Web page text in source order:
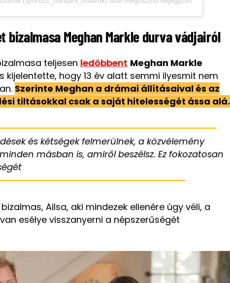
bizalmasa Meghan Markle durva vádjairól
teljesen ledöbbent Meghan Markle
kijelentette, hogy 13 év alatt semmi ilyesmit nem
Szerinte Meghan a drámai állításaival és az
tiltásokkal csak a saját hitelességét ássa alá.
és kétségek felmerülnek, a közvélemény
másban is, amiről beszélsz. Ez fokozatosan
Ailsa, aki mindezek ellenére úgy véli, a
esélye visszanyerni a népszerűségét